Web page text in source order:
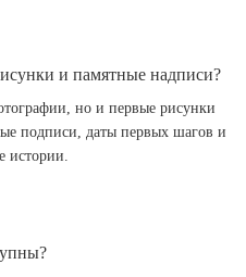
и памятные надписи?
но и первые рисунки
подписи, даты первых шагов и
истории.